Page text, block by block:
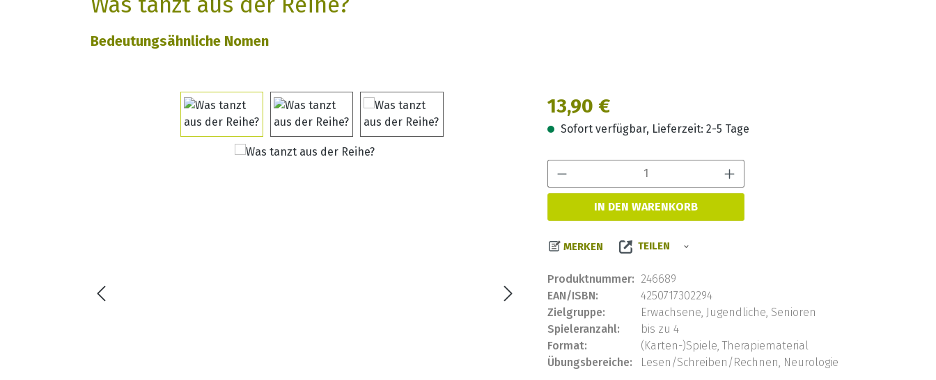
Bedeutungsähnliche Nomen
Bildergalerie überspringen Regulärer Preis:
13,90 €
Sofort verfügbar, Lieferzeit: 2-5 Tage
IN DEN WARENKORB
MERKEN TEILEN
Produktnummer: 246689
EAN/ISBN:
4250717302294
Zielgruppe:
Erwachsene, Jugendliche, Senioren
Spieleranzahl:
bis zu 4
Format:
(Karten-)Spiele, Therapiematerial
Übungsbereiche:
Lesen/Schreiben/Rechnen, Neurologie